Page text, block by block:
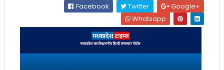
Facebook
Twitter
Google+
Whatsapp